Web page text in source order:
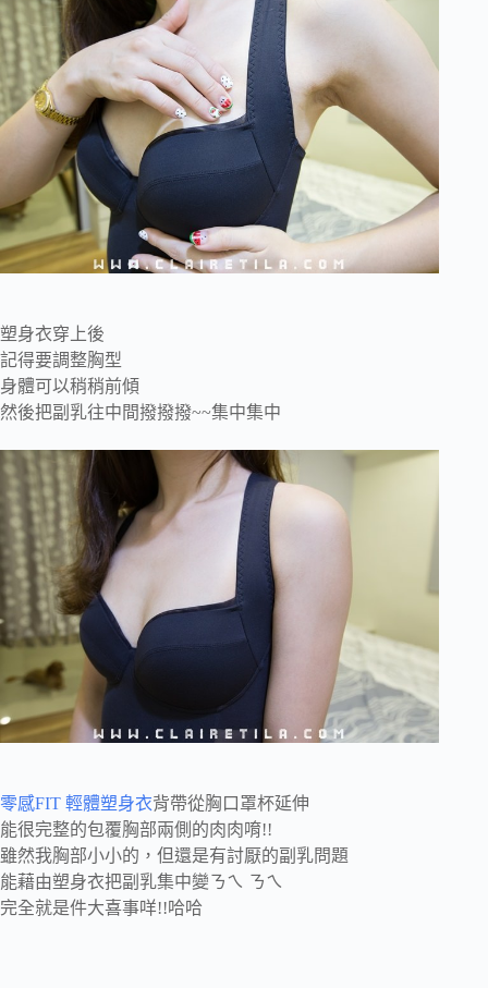
塑身衣穿上後
記得要調整胸型
身體可以稍稍前傾
然後把副乳往中間撥撥撥~~集中集中
零感FIT 輕體塑身衣背帶從胸口罩杯延伸
能很完整的包覆胸部兩側的肉肉唷!!
雖然我胸部小小的，但還是有討厭的副乳問題
能藉由塑身衣把副乳集中變ㄋㄟ ㄋㄟ
完全就是件大喜事咩!!哈哈